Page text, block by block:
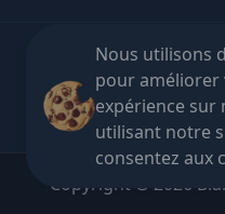
Nous utilisons
pour améliorer
expérience sur
utilisant notre
consentez aux
Livraison
Copyright © 2026